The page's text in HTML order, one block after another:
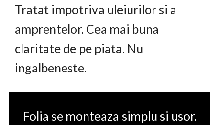
Tratat impotriva uleiurilor si a
amprentelor. Cea mai buna
claritate de pe piata. Nu
ingalbeneste.
Folia se monteaza simplu si usor.